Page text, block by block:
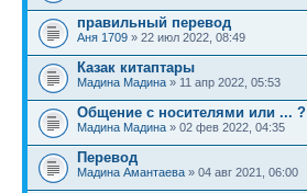
правильный перевод
Аня 1709 » 22 июл 2022, 08:49
Казак китаптары
Мадина Мадина » 11 апр 2022, 05:53
Общение с носителями или ... ?
Мадина Мадина » 02 фев 2022, 04:35
Перевод
Мадина Амантаева » 04 авг 2021, 06:00